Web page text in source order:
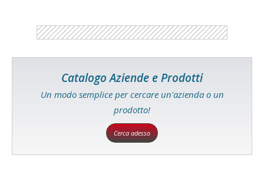
Catalogo Aziende e Prodotti
Un modo semplice per cercare un'azienda o un
prodotto!
Cerca adesso